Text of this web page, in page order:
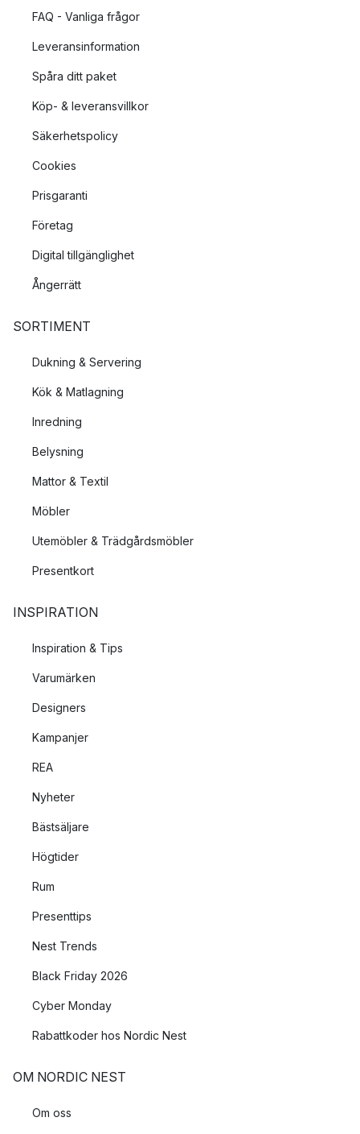
FAQ - Vanliga frågor
Leveransinformation
Spåra ditt paket
Köp- & leveransvillkor
Säkerhetspolicy
Cookies
Prisgaranti
Företag
Digital tillgänglighet
Ångerrätt
SORTIMENT
Dukning & Servering
Kök & Matlagning
Inredning
Belysning
Mattor & Textil
Möbler
Utemöbler & Trädgårdsmöbler
Presentkort
INSPIRATION
Inspiration & Tips
Varumärken
Designers
Kampanjer
REA
Nyheter
Bästsäljare
Högtider
Rum
Presenttips
Nest Trends
Black Friday 2026
Cyber Monday
Rabattkoder hos Nordic Nest
OM NORDIC NEST
Om oss